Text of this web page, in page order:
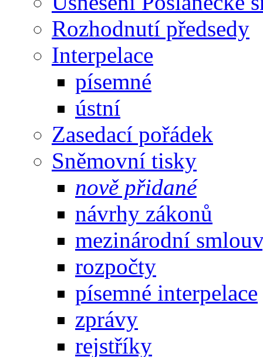
Rozhodnutí předsedy
Interpelace
písemné
ústní
Zasedací pořádek
Sněmovní tisky
nově přidané
návrhy zákonů
mezinárodní
rozpočty
písemné interpelace
zprávy
rejstříky